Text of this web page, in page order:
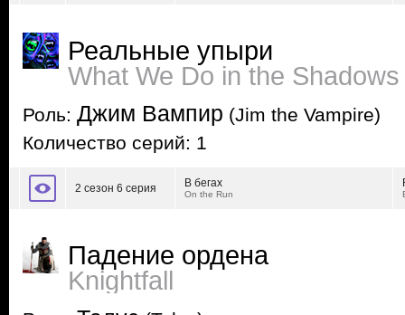
Реальные упыри
What We Do in the Shadows
Роль: Джим Вампир (Jim the Vampire)
Количество серий: 1
2 сезон 6 серия В бегах
On the Run
Падение ордена
Knightfall